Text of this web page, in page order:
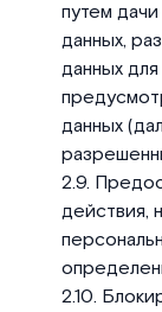
путем
данных,
данных
данных
действия,